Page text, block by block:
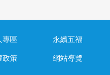
專區
永續五福
政策 網站導覽